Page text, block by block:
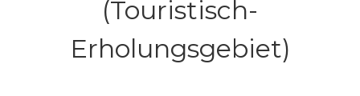
(Touristisch-
Erholungsgebiet)